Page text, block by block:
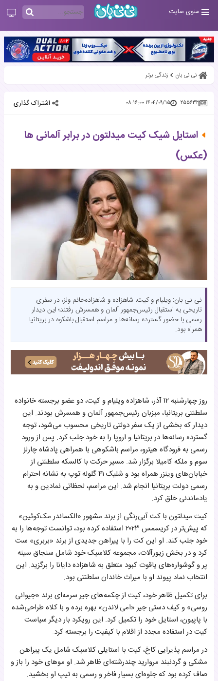
منوی سایت
نی نی بان زندگی برتر
۲۵۵۶۳۲ ۱۴۰۴/۰۹/۱۵ ۰۸:۱۶:۰۰ اشتراک گذاری
استایل شیک کیت میدلتون در برابر آلمانی ها
(عکس)
نی نی بان: ویلیام و کیت، شاهزاده و شاهزاده‌خانم ولز، در سفری
تاریخی به استقبال رئیس‌جمهور آلمان و همسرش رفتند؛ این دیدار
رسمی با حضور گسترده رسانه‌ها و مراسم استقبال باشکوه در بریتانیا
همراه بود.
روز چهارشنبه ۱۲ آذر، شاهزاده ویلیام و کیت، دو عضو برجسته خانواده
سلطنتی بریتانیا، میزبان رئیس‌جمهور آلمان و همسرش بودند. این
دیدار که بخشی از یک سفر دولتی تاریخی محسوب می‌شود، توجه
گسترده رسانه‌ها در بریتانیا و اروپا را به خود جلب کرد. پس از ورود
رسمی به فرودگاه هیترو، مراسم باشکوهی با همراهی پادشاه چارلز
سوم و ملکه کامیلا برگزار شد. مسیر حرکت با کالسکه سلطنتی از
خیابان‌های وینزر همراه بود و شلیک ۴۱ گلوله توپ به نشانه احترام
رسمی دولت بریتانیا انجام شد. این مراسم، لحظاتی نمادین و به
یادماندنی خلق کرد.
کیت میدلتون با کت آبی‌رنگی از برند مشهور «الکساندر مک‌کوئین»
که پیش‌تر در کریسمس ۲۰۲۳ استفاده کرده بود، توانست توجه‌ها را به
خود جلب کند. او این کت را با پیراهن جدیدی از برند «بربری» ست
کرد و در بخش زیورآلات، مجموعه کلاسیک خود شامل سنجاق سینه
پر و گوشواره‌های یاقوت کبود متعلق به شاهزاده دایانا را برگزید. این
انتخاب نماد پیوند او با میراث خاندان سلطنتی بود.
برای تکمیل ظاهر خود، کیت از چکمه‌های جیر سرمه‌ای برند «جیوانی
روسی» و کیف دستی جیر «امی لاندن» بهره برده و با کلاه طراحی‌شده
با پاپیون، استایل خود را تکمیل کرد. این رویکرد بار دیگر سیاست
کیت در استفاده مجدد از اقلام با کیفیت را برجسته کرد.
در مراسم پذیرایی کاخ، کیت با استایلی کلاسیک شامل یک پیراهن
مشکی و گردنبند مروارید چندرشته‌ای ظاهر شد. او موهای خود را باز و
صاف کرده بود که جلوه‌ای بسیار فاخر و رسمی به تیپ او بخشید.